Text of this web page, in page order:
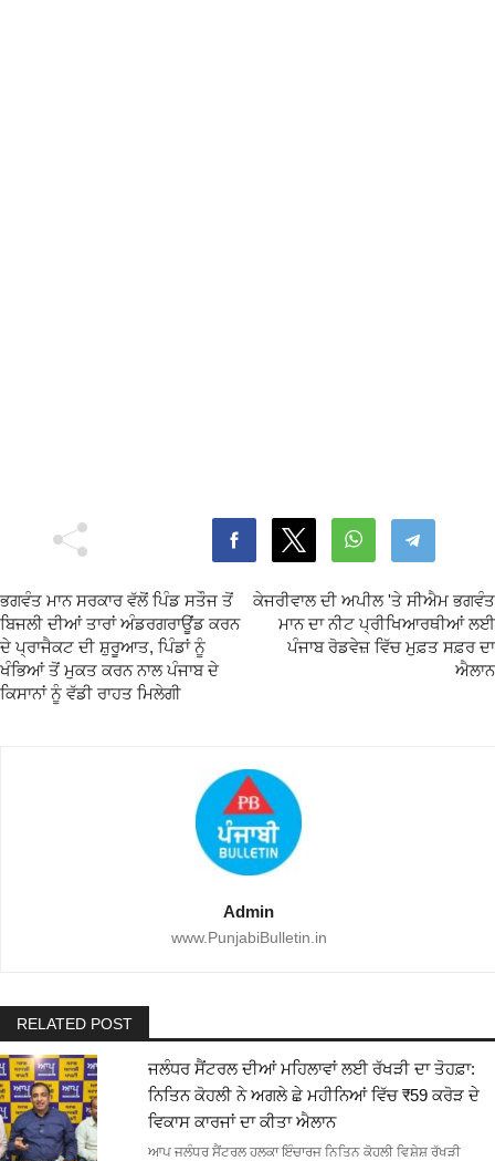
ਭਗਵੰਤ ਮਾਨ ਸਰਕਾਰ ਵੱਲੋਂ ਪਿੰਡ ਸਤੌਜ ਤੋਂ
ਬਿਜਲੀ ਦੀਆਂ ਤਾਰਾਂ ਅੰਡਰਗਰਾਊਂਡ ਕਰਨ
ਦੇ ਪ੍ਰਾਜੈਕਟ ਦੀ ਸ਼ੁਰੂਆਤ, ਪਿੰਡਾਂ ਨੂੰ
ਖੰਭਿਆਂ ਤੋਂ ਮੁਕਤ ਕਰਨ ਨਾਲ ਪੰਜਾਬ ਦੇ
ਕਿਸਾਨਾਂ ਨੂੰ ਵੱਡੀ ਰਾਹਤ ਮਿਲੇਗੀ
ਕੇਜਰੀਵਾਲ ਦੀ ਅਪੀਲ 'ਤੇ ਸੀਐਮ ਭਗਵੰਤ
ਮਾਨ ਦਾ ਨੀਟ ਪ੍ਰੀਖਿਆਰਥੀਆਂ ਲਈ
ਪੰਜਾਬ ਰੋਡਵੇਜ਼ ਵਿੱਚ ਮੁਫ਼ਤ ਸਫ਼ਰ ਦਾ
ਐਲਾਨ
Admin
www.PunjabiBulletin.in
RELATED POST
ਜਲੰਧਰ ਸੈਂਟਰਲ ਦੀਆਂ ਮਹਿਲਾਵਾਂ ਲਈ ਰੱਖੜੀ ਦਾ ਤੋਹਫ਼ਾ:
ਨਿਤਿਨ ਕੋਹਲੀ ਨੇ ਅਗਲੇ ਛੇ ਮਹੀਨਿਆਂ ਵਿੱਚ ₹59 ਕਰੋੜ ਦੇ
ਵਿਕਾਸ ਕਾਰਜਾਂ ਦਾ ਕੀਤਾ ਐਲਾਨ
ਆਪ ਜਲੰਧਰ ਸੈਂਟਰਲ ਹਲਕਾ ਇੰਚਾਰਜ ਨਿਤਿਨ ਕੋਹਲੀ ਵਿਸ਼ੇਸ਼ ਰੱਖੜੀ